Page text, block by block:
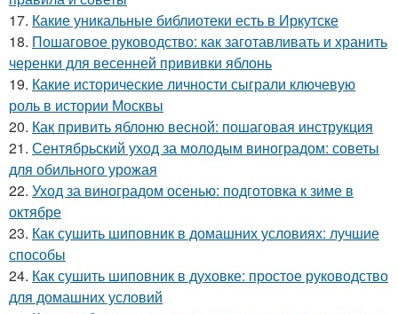
17. Какие уникальные библиотеки есть в Иркутске
18. Пошаговое руководство: как заготавливать и хранить
черенки для весенней прививки яблонь
19. Какие исторические личности сыграли ключевую
роль в истории Москвы
20. Как привить яблоню весной: пошаговая инструкция
21. Сентябрьский уход за молодым виноградом: советы
для обильного урожая
22. Уход за виноградом осенью: подготовка к зиме в
октябре
23. Как сушить шиповник в домашних условиях: лучшие
способы
24. Как сушить шиповник в духовке: простое руководство
для домашних условий